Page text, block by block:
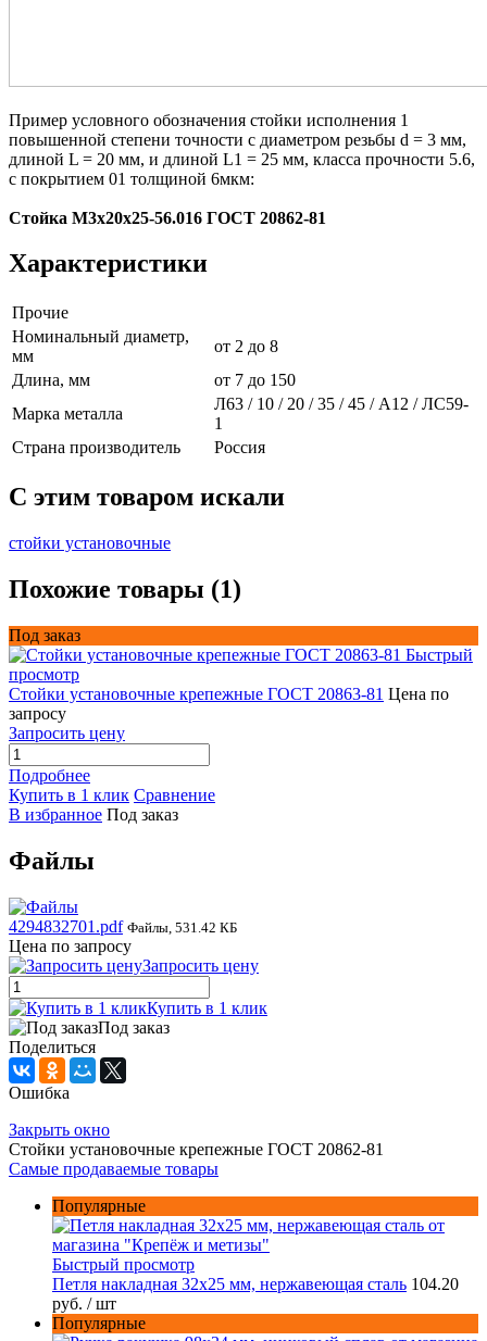
Пример условного обозначения стойки исполнения 1
повышенной степени точности с диаметром резьбы d = 3 мм,
длиной L = 20 мм, и длиной L1 = 25 мм, класса прочности 5.6,
с покрытием 01 толщиной 6мкм:
Стойка M3x20x25-56.016 ГОСТ 20862-81
Характеристики
Прочие
Номинальный диаметр,
мм
от 2 до 8
Длина, мм
от 7 до 150
Марка металла
Л63 / 10 / 20 / 35 / 45 / А12 / ЛС59-
1
Страна производитель
Россия
C этим товаром искали
стойки установочные
Похожие товары (1)
Под заказ
Быстрый
просмотр
Стойки установочные крепежные ГОСТ 20863-81 Цена по
запросу
Запросить цену
Подробнее
Купить в 1 клик Сравнение
В избранное Под заказ
Файлы
4294832701.pdf Файлы, 531.42 КБ
Цена по запросу
Запросить цену
Купить в 1 клик
Под заказ
Поделиться
Ошибка
Закрыть окно
Стойки установочные крепежные ГОСТ 20862-81
Самые продаваемые товары
Популярные
Быстрый просмотр
Петля накладная 32х25 мм, нержавеющая сталь 104.20
руб. / шт
Популярные